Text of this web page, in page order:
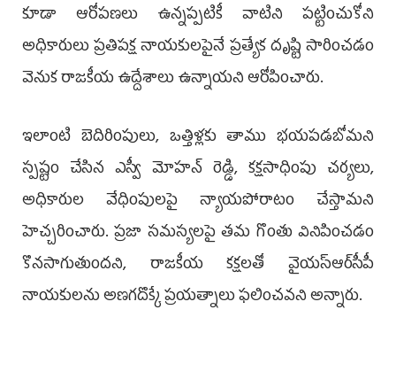
కూడా ఆరోపణలు ఉన్నప్పటికీ వాటిని పట్టించుకోని
అధికారులు ప్రతిపక్ష నాయకులపైనే ప్రత్యేక దృష్టి సారించడం
వెనుక రాజకీయ ఉద్దేశాలు ఉన్నాయని ఆరోపించారు.
ఇలాంటి బెదిరింపులు, ఒత్తిళ్లకు తాము భయపడబోమని
స్పష్టం చేసిన ఎస్వీ మోహన్ రెడ్డి, కక్షసాధింపు చర్యలు,
అధికారుల వేధింపులపై న్యాయపోరాటం చేస్తామని
హెచ్చరించారు. ప్రజా సమస్యలపై తమ గొంతు వినిపించడం
కొనసాగుతుందని, రాజకీయ కక్షలతో వైయ‌స్ఆర్‌సీపీ
నాయకులను అణగదొక్కే ప్రయత్నాలు ఫలించవని అన్నారు.